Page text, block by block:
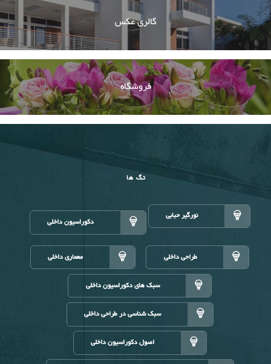
گالری عکس
فروشگاه
تگ ها
نورگیر حبابی دکوراسیون داخلی
طراحی داخلی معماری داخلی
سبک های دکوراسیون داخلی
سبک شناسی در طراحی داخلی
اصول دکوراسیون داخلی